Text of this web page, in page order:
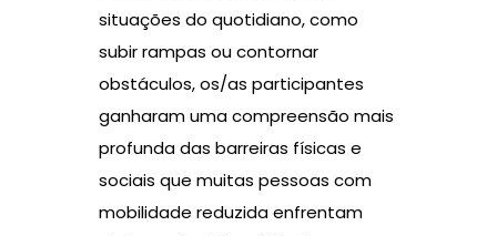
situações do quotidiano, como
subir rampas ou contornar
obstáculos, os/as participantes
ganharam uma compreensão mais
profunda das barreiras físicas e
sociais que muitas pessoas com
mobilidade reduzida enfrentam